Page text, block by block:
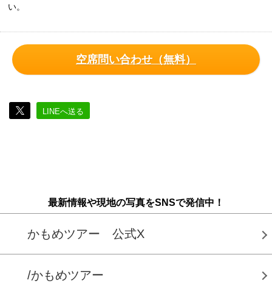
い。
空席問い合わせ（無料）
LINEへ送る
最新情報や現地の写真をSNSで発信中！
かもめツアー 公式X
/かもめツアー